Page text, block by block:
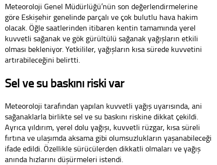
Meteoroloji Genel Müdürlüğü’nün son değerlendirmelerine
göre Eskişehir genelinde parçalı ve çok bulutlu hava hakim
olacak. Öğle saatlerinden itibaren kentin tamamında yerel
kuvvetli sağanak ve gök gürültülü sağanak yağışların etkili
olması bekleniyor. Yetkililer, yağışların kısa sürede kuvvetini
artırabileceğini belirtti.
Sel ve su baskını riski var
Meteoroloji tarafından yapılan kuvvetli yağış uyarısında, ani
sağanaklarla birlikte sel ve su baskını riskine dikkat çekildi.
Ayrıca yıldırım, yerel dolu yağışı, kuvvetli rüzgar, kısa süreli
fırtına ve ulaşımda aksama gibi olumsuzlukların yaşanabileceği
ifade edildi. Özellikle sürücülerden dikkatli olmaları ve yağış
anında hızlarını düşürmeleri istendi.